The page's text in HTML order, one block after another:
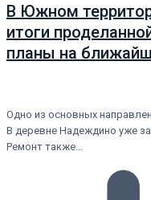
В Южном
итоги
планы на
Одно из основных
В деревне Надеждино уже
Ремонт также…